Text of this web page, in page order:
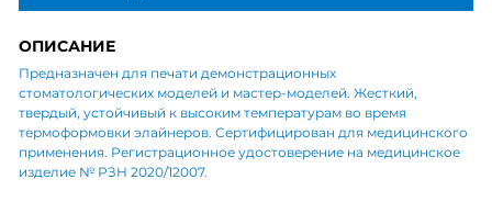
ОПИСАНИЕ
Предназначен для печати демонстрационных
стоматологических моделей и мастер-моделей. Жесткий,
твердый, устойчивый к высоким температурам во время
термоформовки элайнеров. Cертифицирован для медицинского
применения. Регистрационное удостоверение на медицинское
изделие № РЗН 2020/12007.